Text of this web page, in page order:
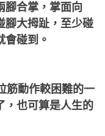
腳合掌，掌面向
腳大拇趾，至少碰
會碰到。
筋動作較困難的一
，也可算是人生的